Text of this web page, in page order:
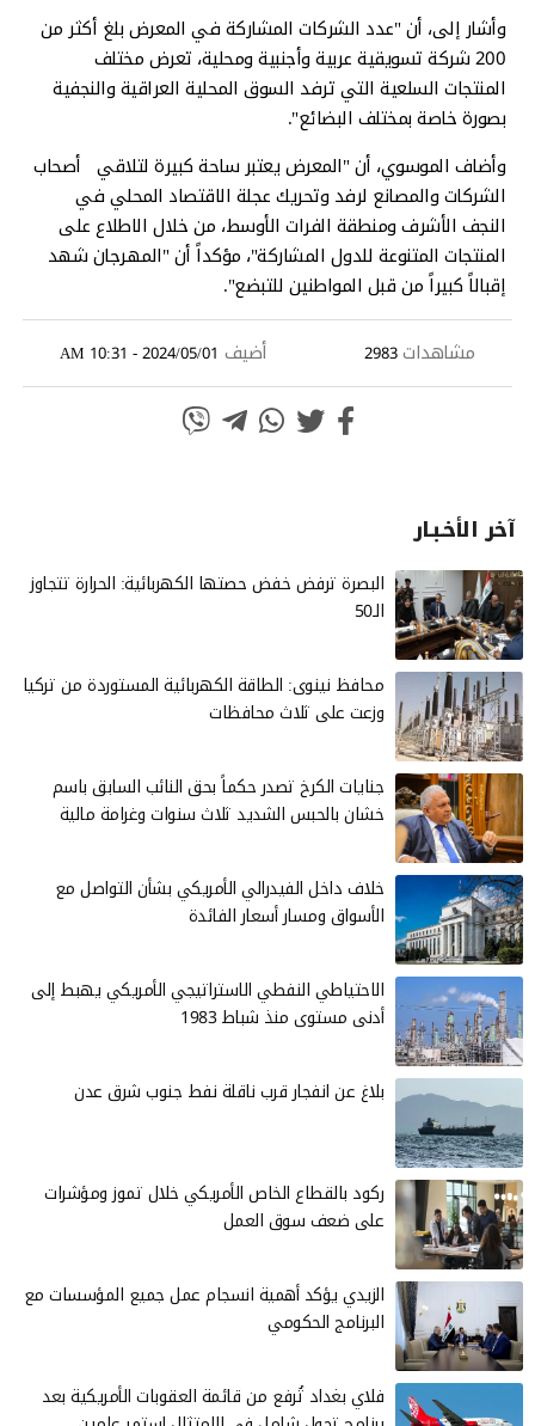
وأشار إلى، أن "عدد الشركات المشاركة في المعرض بلغ أكثر من
200 شركة تسويقية عربية وأجنبية ومحلية، تعرض مختلف
المنتجات السلعية التي ترفد السوق المحلية العراقية والنجفية
بصورة خاصة بمختلف البضائع".
وأضاف الموسوي، أن "المعرض يعتبر ساحة كبيرة لتلاقي أصحاب
الشركات والمصانع لرفد وتحريك عجلة الاقتصاد المحلي في
النجف الأشرف ومنطقة الفرات الأوسط، من خلال الاطلاع على
المنتجات المتنوعة للدول المشاركة"، مؤكداً أن "المهرجان شهد
إقبالاً كبيراً من قبل المواطنين للتبضع".
مشاهدات2983 أضيف 2024/05/01 - 10:31 AM
آخر الأخـبـار
البصرة ترفض خفض حصتها الكهربائية: الحرارة تتجاوز
الـ50
محافظ نينوى: الطاقة الكهربائية المستوردة من تركيا
وزعت على ثلاث محافظات
جنايات الكرخ تصدر حكماً بحق النائب السابق باسم
خشان بالحبس الشديد ثلاث سنوات وغرامة مالية
خلاف داخل الفيدرالي الأمريكي بشأن التواصل مع
الأسواق ومسار أسعار الفائدة
الاحتياطي النفطي الاستراتيجي الأمريكي يهبط إلى
أدنى مستوى منذ شباط 1983
بلاغ عن انفجار قرب ناقلة نفط جنوب شرق عدن
ركود بالقطاع الخاص الأمريكي خلال تموز ومؤشرات
على ضعف سوق العمل
الزيدي يؤكد أهمية انسجام عمل جميع المؤسسات مع
البرنامج الحكومي
فلاي بغداد تُرفع من قائمة العقوبات الأمريكية بعد